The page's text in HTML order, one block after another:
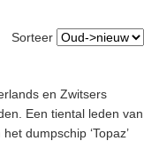
Sorteer
en Zwitsers
Een tiental leden van
dumpschip ‘Topaz’